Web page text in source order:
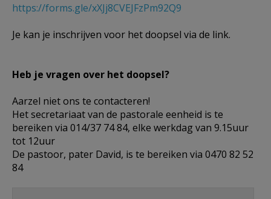
https://forms.gle/xXJj8CVEJFzPm92Q9
Je kan je inschrijven voor het doopsel via de link.
Heb je vragen over het doopsel?
Aarzel niet ons te contacteren!
Het secretariaat van de pastorale eenheid is te
bereiken via 014/37 74 84, elke werkdag van 9.15uur
tot 12uur
De pastoor, pater David, is te bereiken via 0470 82 52
84